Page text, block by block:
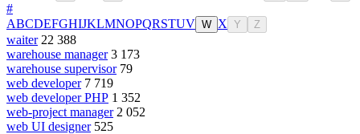
#
ABCDEFGHIJKLMNOPQRSTUV W X Y Z
waiter 22 388
warehouse manager 3 173
warehouse supervisor 79
web developer 7 719
web developer PHP 1 352
web-project manager 2 052
web UI designer 525